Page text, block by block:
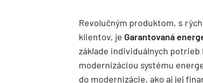
Revolučným produktom, s
klientov, je Garantovaná
základe individuálnych potrieb
modernizáciou systému
do modernizácie, ako aj jej